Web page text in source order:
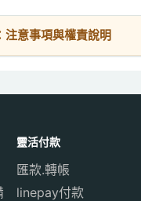
注意事項與權責說明
靈活付款
匯款.轉帳
linepay付款